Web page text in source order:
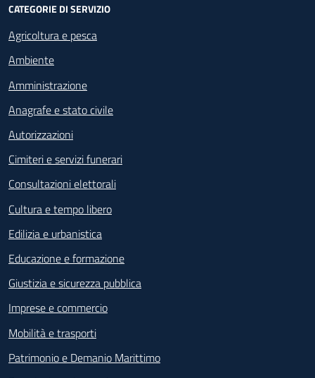
CATEGORIE DI SERVIZIO
Agricoltura e pesca
Ambiente
Amministrazione
Anagrafe e stato civile
Autorizzazioni
Cimiteri e servizi funerari
Consultazioni elettorali
Cultura e tempo libero
Edilizia e urbanistica
Educazione e formazione
Giustizia e sicurezza pubblica
Imprese e commercio
Mobilità e trasporti
Patrimonio e Demanio Marittimo